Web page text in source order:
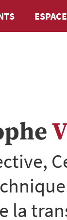
la